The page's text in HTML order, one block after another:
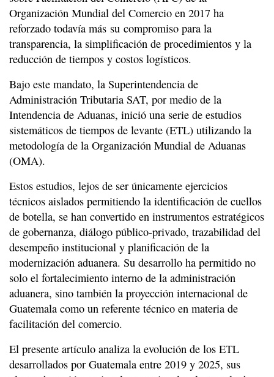
Organización Mundial del Comercio en 2017 ha
reforzado todavía más su compromiso para la
transparencia, la simplificación de procedimientos y la
reducción de tiempos y costos logísticos.
Bajo este mandato, la Superintendencia de
Administración Tributaria SAT, por medio de la
Intendencia de Aduanas, inició una serie de estudios
sistemáticos de tiempos de levante (ETL) utilizando la
metodología de la Organización Mundial de Aduanas
(OMA).
Estos estudios, lejos de ser únicamente ejercicios
técnicos aislados permitiendo la identificación de cuellos
de botella, se han convertido en instrumentos estratégicos
de gobernanza, diálogo público-privado, trazabilidad del
desempeño institucional y planificación de la
modernización aduanera. Su desarrollo ha permitido no
solo el fortalecimiento interno de la administración
aduanera, sino también la proyección internacional de
Guatemala como un referente técnico en materia de
facilitación del comercio.
El presente artículo analiza la evolución de los ETL
desarrollados por Guatemala entre 2019 y 2025, sus